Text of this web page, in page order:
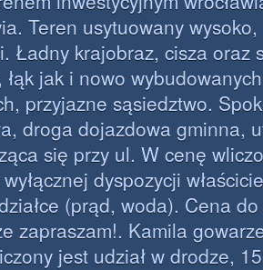
Teren usytuowany
Ładny krajobraz, cisza oraz
jak i nowo
przyjazne sąsiedztwo.
droga dojazdowa gminna,
się przy ul. W cenę
dyspozycji
(prąd, woda). Cena
zapraszam!. Kamila
jest udział w drodze,